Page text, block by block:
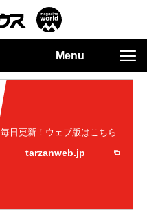
Menu
毎日更新！ウェブ版はこちら
tarzanweb.jp